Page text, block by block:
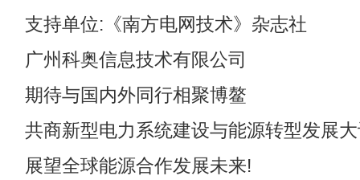
支持单位:《南方电网技术》杂志社
广州科奥信息技术有限公司
期待与国内外同行相聚博鳌
共商新型电力系统建设与能源转型发展
展望全球能源合作发展未来!